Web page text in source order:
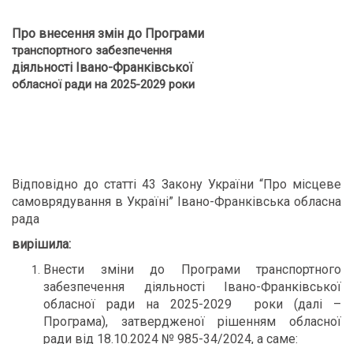
Про внесення змін до Програми
транспортного забезпечення
діяльності Івано-Франківської
обласної ради на 2025-2029 роки
Відповідно до статті 43 Закону України “Про місцеве
самоврядування в Україні” Івано-Франківська обласна
рада
вирішила:
Внести зміни до Програми транспортного
забезпечення діяльності Івано-Франківської
обласної ради на 2025-2029 роки (далі –
Програма), затвердженої рішенням обласної
ради від 18.10.2024 № 985-34/2024, а саме: